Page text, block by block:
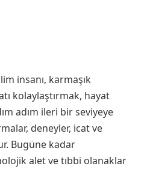
insanı, karmaşık
kolaylaştırmak, hayat
adım ileri bir seviyeye
deneyler, icat ve
Bugüne kadar
alet ve tıbbi olanaklar